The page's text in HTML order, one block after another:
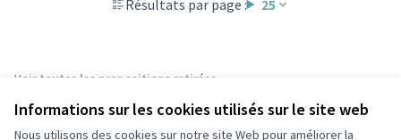
Informations sur les cookies utilisés sur le site web
Nous utilisons des cookies sur notre site Web pour améliorer la
Résultats par page : 25
Voir toutes les propositions retirées